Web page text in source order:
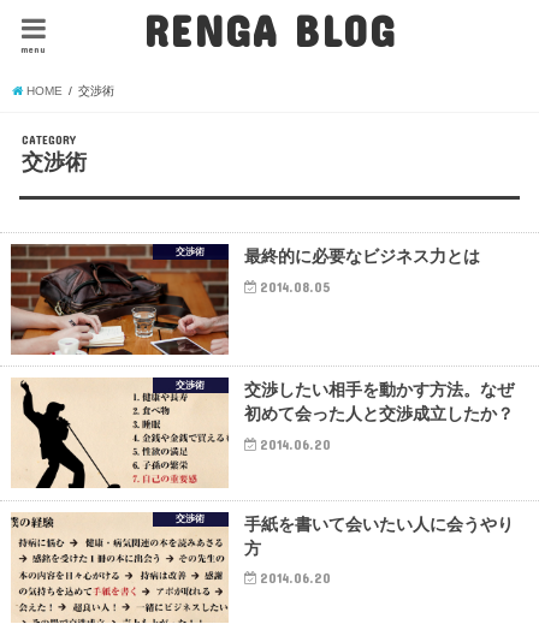
RENGA BLOG
menu
HOME 交渉術
CATEGORY
交渉術
交渉術 最終的に必要なビジネス力とは
2014.08.05
交渉術
交渉したい相手を動かす方法。なぜ
初めて会った人と交渉成立したか？
2014.06.20
交渉術
手紙を書いて会いたい人に会うやり
方
2014.06.20